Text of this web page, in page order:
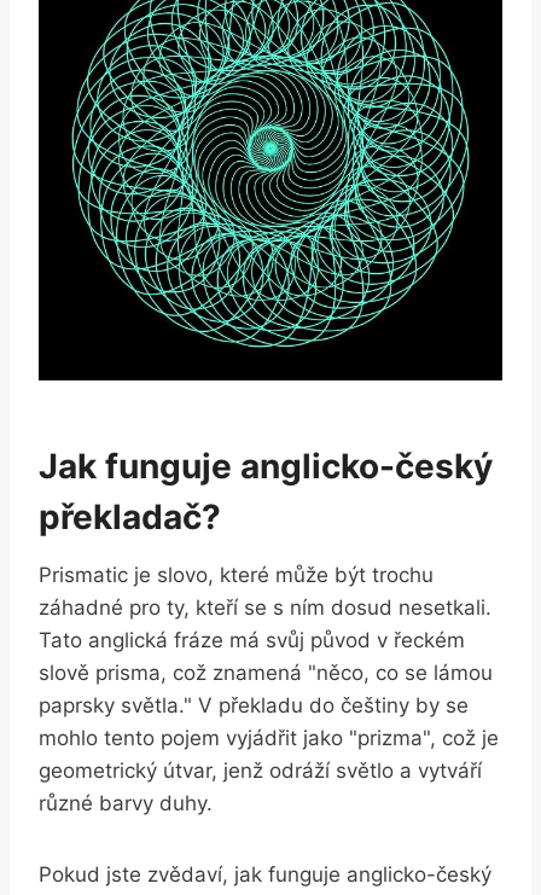
Jak funguje anglicko-český
překladač?
Prismatic je slovo, které může být trochu
záhadné pro ty, kteří se s ním dosud nesetkali.
Tato anglická fráze má svůj původ v řeckém
slově prisma, což znamená "něco, co se lámou
paprsky světla." V překladu do češtiny by se
mohlo tento pojem vyjádřit jako "prizma", což je
geometrický útvar, jenž odráží světlo a vytváří
různé barvy duhy.
Pokud jste zvědaví, jak funguje anglicko-český